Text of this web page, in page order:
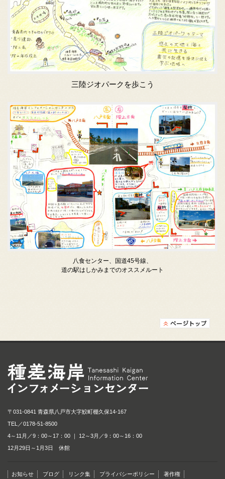
三陸ジオパークを歩こう
八食センター、国道45号線、
道の駅はしかみまでのオススメルート
〒031-0841 青森県八戸市大字鮫町棚久保14-167
TEL／0178-51-8500
4～11月／9：00～17：00 ｜ 12～3月／9：00～16：00
12月29日～1月3日 休館
お知らせ ブログ リンク集 プライバシーポリシー 著作権